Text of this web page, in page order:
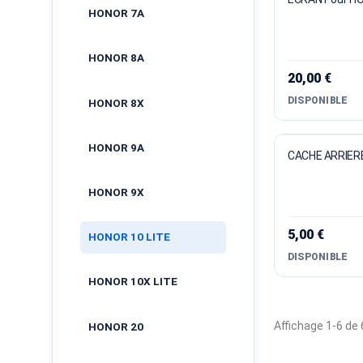
HONOR 7A
HONOR 8A
HONOR 8X
HONOR 9A
HONOR 9X
HONOR 10 LITE
HONOR 10X LITE
HONOR 20
20,00 €
DISPONIBLE
CACHE
5,00 €
DISPONIBLE
Affichage 1-6 de